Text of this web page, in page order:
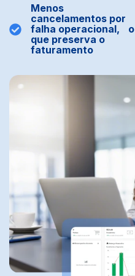
Menos
cancelamentos por
falha operacional, o
que preserva o
faturamento